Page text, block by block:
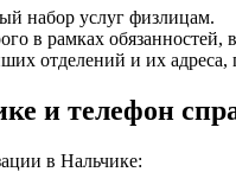
набор услуг физлицам.
в рамках
отделений и их адреса,
и телефон
в Нальчике: